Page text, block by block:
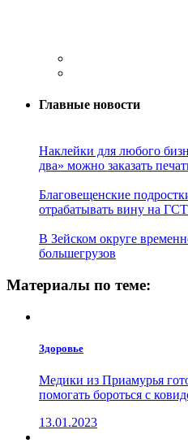
Главные новости
Наклейки для любого
два» можно заказать
Благовещенские
отрабатывать вину на
В Зейском округе
большегрузов
Материалы по теме:
Здоровье
Медики из Приамурья
помогать бороться с
13.01.2023